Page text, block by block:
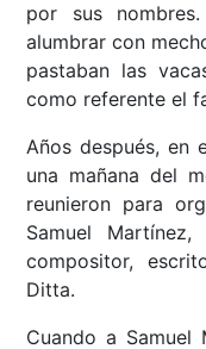
por sus
alumbrar con
pastaban las
como referente el
Años después, en
una mañana del
reunieron para
Samuel
compositor,
Ditta.
Cuando a